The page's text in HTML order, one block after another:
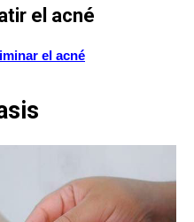
el acné
el acné